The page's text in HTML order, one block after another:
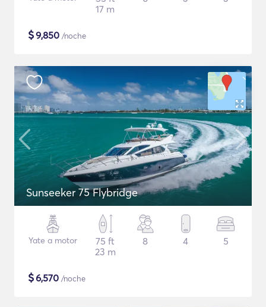
17 m
$9,850 /noche
Sunseeker 75 Flybridge
Yate a motor
75 ft
23 m
8 4 5
$6,570 /noche